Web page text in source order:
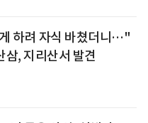
하려 자식 바쳤더니…"
삼, 지리산서 발견